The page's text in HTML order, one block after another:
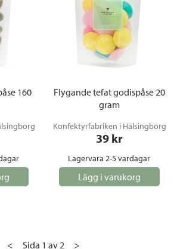
160
Flygande tefat godispåse 20
gram
Konfektyrfabriken i Hälsingborg
39 kr
Lagervara 2-5 vardagar
Lägg i varukorg
<
Sida 1 av 2 >